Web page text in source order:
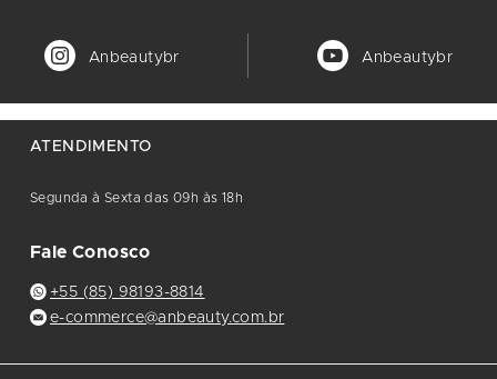
Anbeautybr Anbeautybr
ATENDIMENTO
Segunda à Sexta das 09h às 18h
Fale Conosco
+55 (85) 98193-8814
e-commerce@anbeauty.com.br